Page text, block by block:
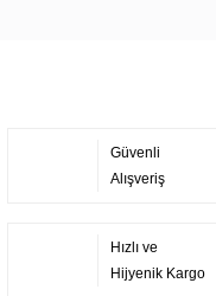
Güvenli
Alışveriş
Hızlı ve
Hijyenik Kargo